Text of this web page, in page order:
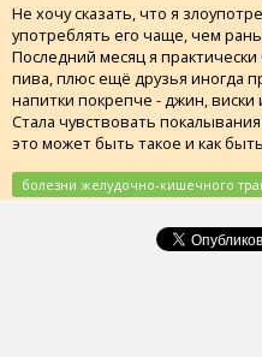
Не хочу сказать, что я
употреблять его чаще, чем
Последний месяц я
пива, плюс ещё друзья иногда
напитки покрепче - джин, виски
Стала чувствовать
это может быть такое и как
болезни желудочно-кишечного